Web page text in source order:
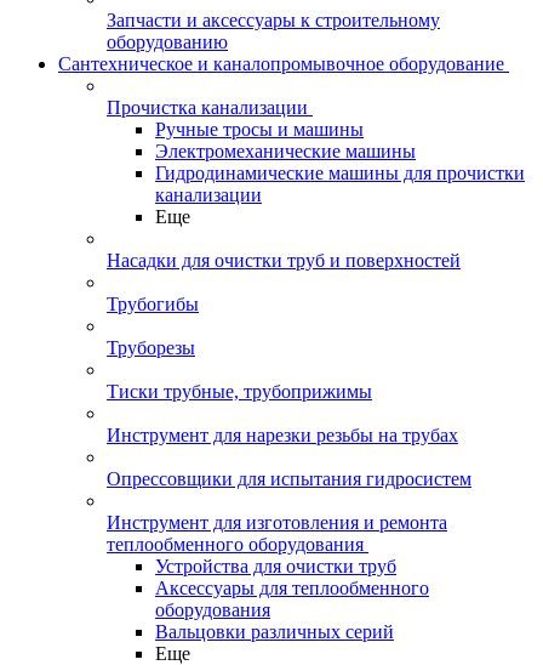
Запчасти и аксессуары к строительному
оборудованию
Сантехническое и каналопромывочное оборудование
Прочистка канализации
Ручные тросы и машины
Электромеханические машины
Гидродинамические машины для прочистки
канализации
Еще
Насадки для очистки труб и поверхностей
Трубогибы
Труборезы
Тиски трубные, трубоприжимы
Инструмент для нарезки резьбы на трубах
Опрессовщики для испытания гидросистем
Инструмент для изготовления и ремонта
теплообменного оборудования
Устройства для очистки труб
Аксессуары для теплообменного
оборудования
Вальцовки различных серий
Еще